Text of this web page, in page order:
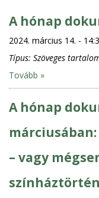
A hónap
2024. március 14. -
Típus: Szöveges
Tovább »
A hónap
márciusában:
– vagy